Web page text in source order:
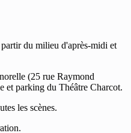
du milieu d'après-midi et
(25 rue Raymond
et parking du Théâtre Charcot.
les scènes.